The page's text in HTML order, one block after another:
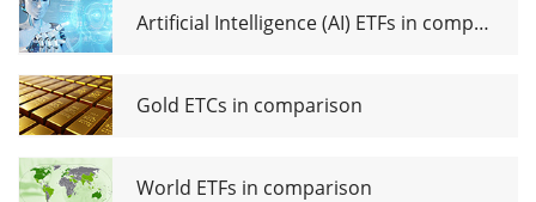
Artificial Intelligence (AI) ETFs in comparison
Gold ETCs in comparison
World ETFs in comparison